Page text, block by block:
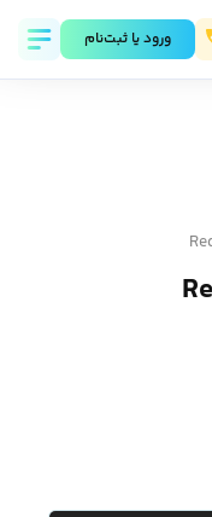
ورود يا ثبت‌نام